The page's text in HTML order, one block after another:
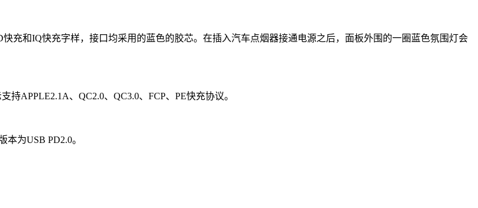
充和IQ快充字样，接口均采用的蓝色的胶芯。在插入汽车点烟器接通电源之后，面板外围的一圈蓝色氛围灯会
持APPLE2.1A、QC2.0、QC3.0、FCP、PE快充协议。
为USB PD2.0。